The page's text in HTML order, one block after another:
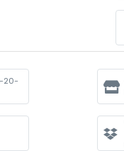
20-